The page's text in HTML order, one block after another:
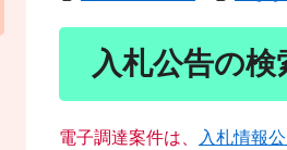
入札公告の検
電子調達案件は、 入札情報